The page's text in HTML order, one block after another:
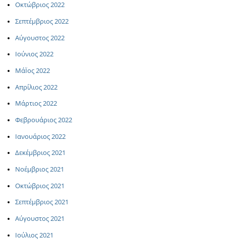
Οκτώβριος 2022
Σεπτέμβριος 2022
Αύγουστος 2022
Ιούνιος 2022
ΜάΪος 2022
Απρίλιος 2022
Μάρτιος 2022
Φεβρουάριος 2022
Ιανουάριος 2022
Δεκέμβριος 2021
Νοέμβριος 2021
Οκτώβριος 2021
Σεπτέμβριος 2021
Αύγουστος 2021
Ιούλιος 2021